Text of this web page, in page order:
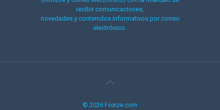
recibir comunicaciones,
novedades y contenidos informativos por correo
electrónico.
© 2026 Foxize.com